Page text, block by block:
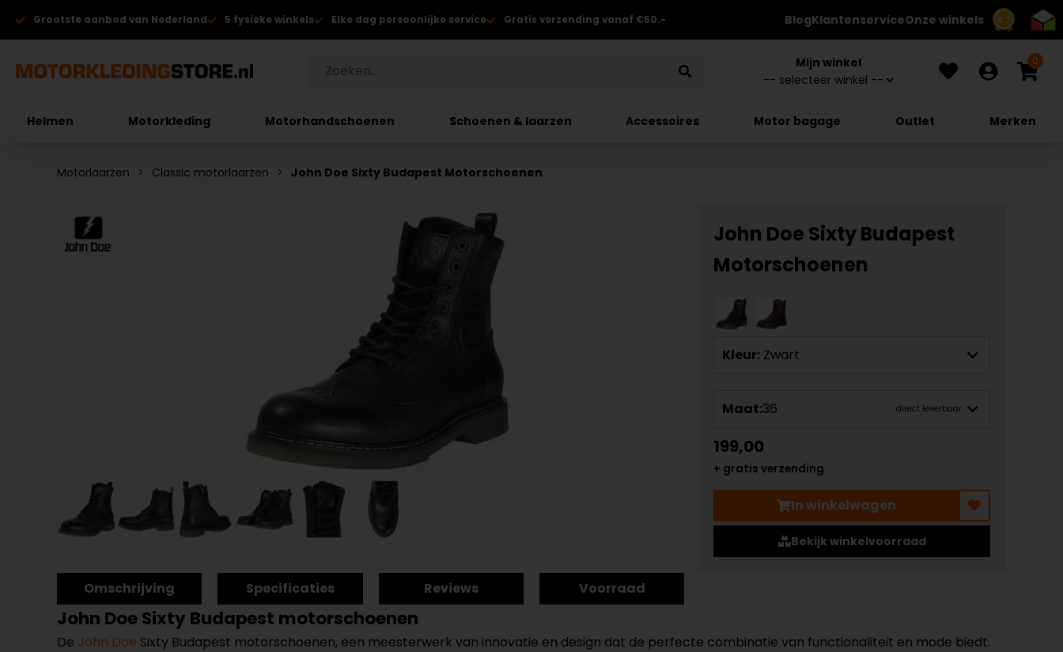
8.7
Grootste aanbod van Nederland 5 fysieke winkels Elke dag persoonlijke service Gratis verzending vanaf €50.- BlogKlantenserviceOnze winkels
Mijn winkel 0
Helmen Motorkleding Motorhandschoenen Schoenen & laarzen Accessoires Motor bagage Outlet Merken
Motorlaarzen Classic motorlaarzen John Doe Sixty Budapest Motorschoenen
John Doe Sixty Budapest
Motorschoenen
Kleur: Zwart
Maat:36 direct leverbaar
199,00
+ gratis verzending
In winkelwagen
Bekijk winkelvoorraad
Omschrijving Specificaties Reviews Voorraad
John Doe Sixty Budapest motorschoenen
De John Doe Sixty Budapest motorschoenen, een meesterwerk van innovatie en design dat de perfecte combinatie van functionaliteit en mode biedt.